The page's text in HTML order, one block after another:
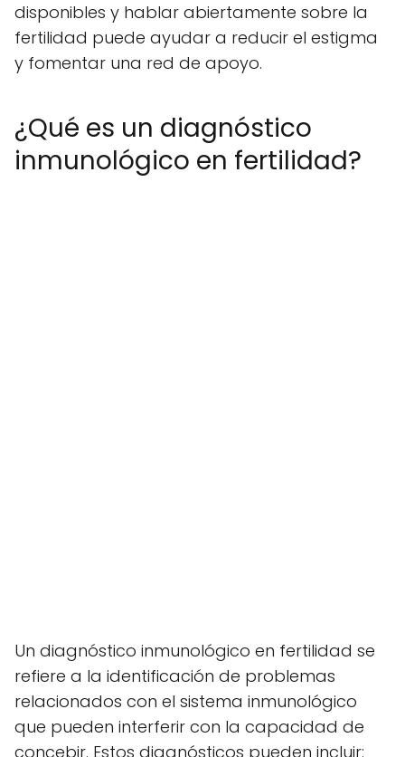
disponibles y hablar abiertamente sobre la
fertilidad puede ayudar a reducir el estigma
y fomentar una red de apoyo.
¿Qué es un diagnóstico
inmunológico en fertilidad?
Un diagnóstico inmunológico en fertilidad se
refiere a la identificación de problemas
relacionados con el sistema inmunológico
que pueden interferir con la capacidad de
concebir. Estos diagnósticos pueden incluir: